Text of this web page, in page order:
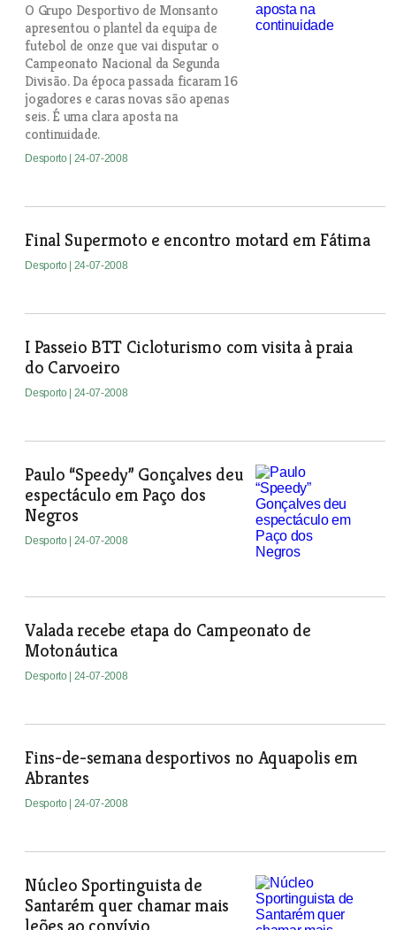
O Grupo Desportivo de Monsanto
apresentou o plantel da equipa de
futebol de onze que vai disputar o
Campeonato Nacional da Segunda
Divisão. Da época passada ficaram 16
jogadores e caras novas são apenas
seis. É uma clara aposta na
continuidade.
Desporto | 24-07-2008
Final Supermoto e encontro motard em Fátima
Desporto | 24-07-2008
I Passeio BTT Cicloturismo com visita à praia
do Carvoeiro
Desporto | 24-07-2008
Paulo “Speedy” Gonçalves deu
espectáculo em Paço dos
Negros
Desporto | 24-07-2008
Valada recebe etapa do Campeonato de
Motonáutica
Desporto | 24-07-2008
Fins-de-semana desportivos no Aquapolis em
Abrantes
Desporto | 24-07-2008
Núcleo Sportinguista de
Santarém quer chamar mais